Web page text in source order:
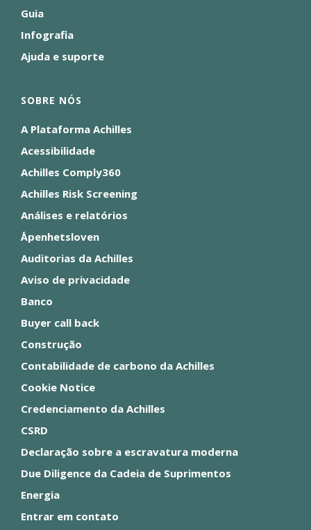
Guia
Infografia
Ajuda e suporte
SOBRE NÓS
A Plataforma Achilles
Acessibilidade
Achilles Comply360
Achilles Risk Screening
Análises e relatórios
Åpenhetsloven
Auditorias da Achilles
Aviso de privacidade
Banco
Buyer call back
Construção
Contabilidade de carbono da Achilles
Cookie Notice
Credenciamento da Achilles
CSRD
Declaração sobre a escravatura moderna
Due Diligence da Cadeia de Suprimentos
Energia
Entrar em contato